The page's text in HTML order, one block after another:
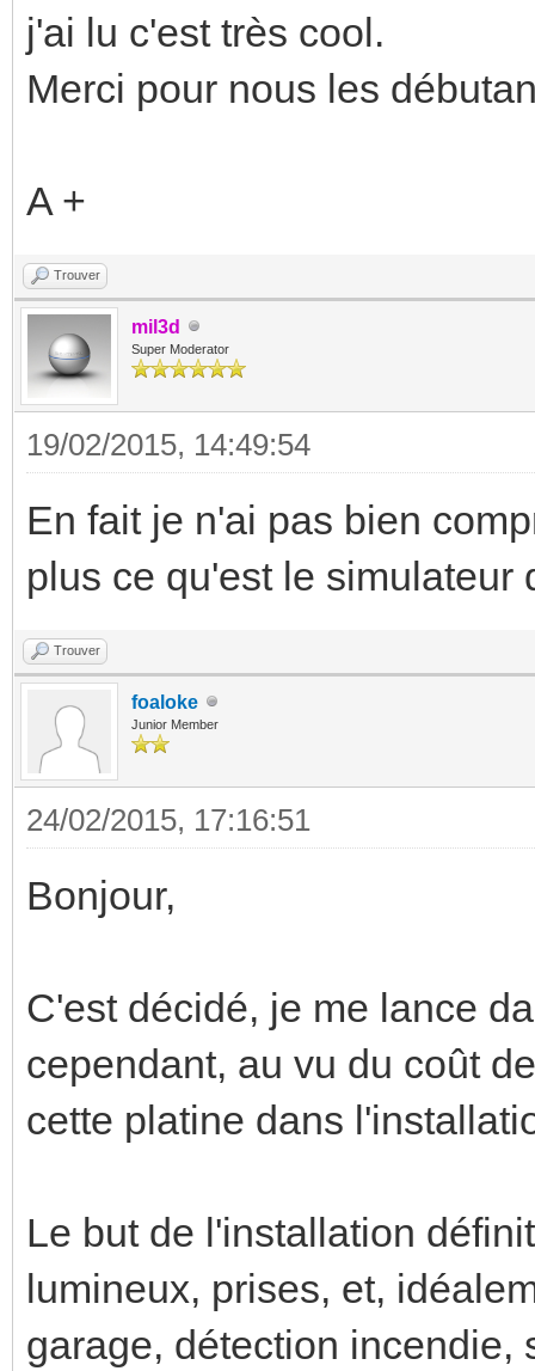
j'ai lu c'est très cool.
Merci pour nous les
A +
Trouver
mil3d
Super Moderator
19/02/2015, 14:49:54
En fait je n'ai pas bien
plus ce qu'est le simulateur
Trouver
foaloke
Junior Member
24/02/2015, 17:16:51
Bonjour,
C'est décidé, je me lance
cependant, au vu du coût
cette platine dans
Le but de l'installation
lumineux, prises, et,
garage, détection incendie,